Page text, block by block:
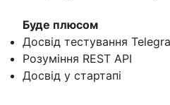
Буде плюсом
Досвід тестування
Розуміння REST API
Досвід у стартапі